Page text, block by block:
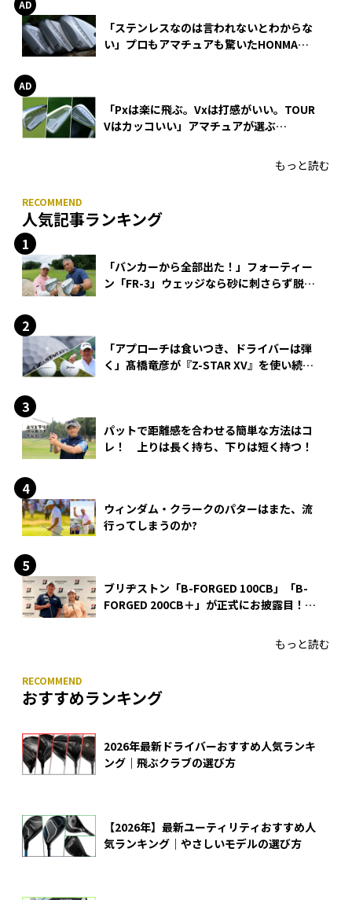
「ステンレスなのは言われないとわからな
い」プロもアマチュアも驚いたHONMA
「Pxは楽に飛ぶ。Vxは打感がいい。TOUR
Vはカッコいい」アマチュアが選ぶ
もっと読む
人気記事ランキング
「バンカーから全部出た！」フォーティー
ン「FR-3」ウェッジなら砂に刺さらず脱出
「アプローチは食いつき、ドライバーは弾
く」髙橋竜彦が『Z-STAR XV』を使い続け
パットで距離感を合わせる簡単な方法はコ
レ！ 上りは長く持ち、下りは短く持つ！
ウィンダム・クラークのパターはまた、流
行ってしまうのか?
ブリヂストン「B-FORGED 100CB」「B-
FORGED 200CB＋」が正式にお披露目！
もっと読む
おすすめランキング
2026年最新ドライバーおすすめ人気ランキ
ング｜飛ぶクラブの選び方
【2026年】最新ユーティリティおすすめ人
気ランキング｜やさしいモデルの選び方